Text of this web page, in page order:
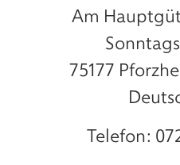
Am
75177
Telefon: